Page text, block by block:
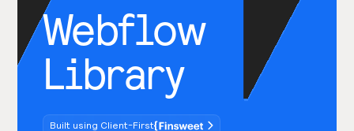
Webflow
Library
Built using Client-First